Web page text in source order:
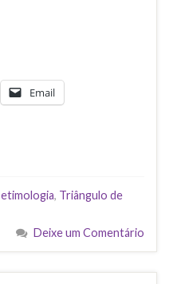
Email
etimologia, Triângulo de
Deixe um Comentário